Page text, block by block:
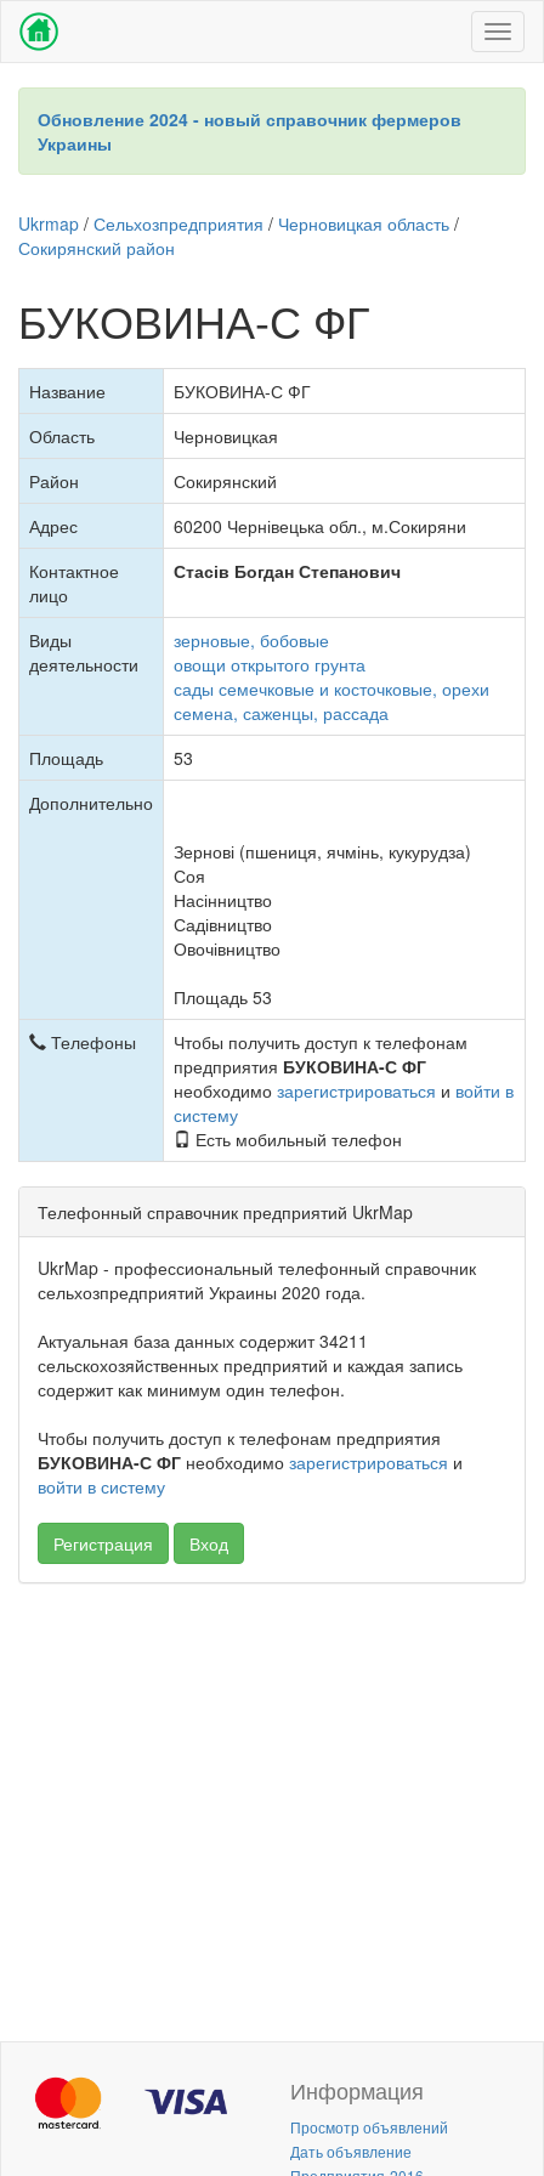
Обновление 2024 - новый справочник фермеров
Украины
Ukrmap / Сельхозпредприятия / Черновицкая область /
Сокирянский район
БУКОВИНА-С ФГ
Название
БУКОВИНА-С ФГ
Область
Черновицкая
Район
Сокирянский
Адрес
60200 Чернівецька обл., м.Сокиряни
Контактное
лицо
Стасів Богдан Степанович
Виды
деятельности
зерновые, бобовые
овощи открытого грунта
сады семечковые и косточковые, орехи
семена, саженцы, рассада
Площадь
53
Дополнительно
Зернові (пшениця, ячмінь, кукурудза)
Соя
Насінництво
Садівництво
Овочівництво
Площадь 53
Телефоны
Чтобы получить доступ к телефонам
предприятия БУКОВИНА-С ФГ
необходимо зарегистрироваться и войти в
систему
Есть мобильный телефон
Телефонный справочник предприятий UkrMap
UkrMap - профессиональный телефонный справочник
сельхозпредприятий Украины 2020 года.
Актуальная база данных содержит 34211
сельскохозяйственных предприятий и каждая запись
содержит как минимум один телефон.
Чтобы получить доступ к телефонам предприятия
БУКОВИНА-С ФГ необходимо зарегистрироваться и
войти в систему
Регистрация Вход
Информация
Просмотр объявлений
Дать объявление